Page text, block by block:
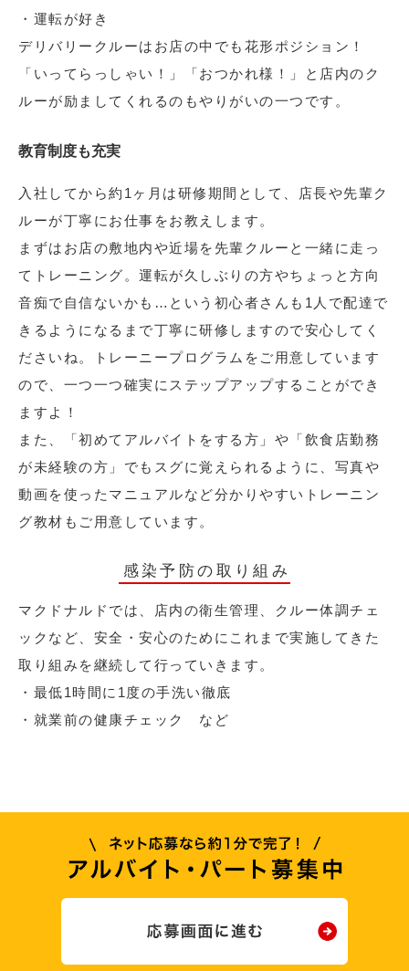
・運転が好き
デリバリークルーはお店の中でも花形ポジション！
「いってらっしゃい！」「おつかれ様！」と店内のク
ルーが励ましてくれるのもやりがいの一つです。
教育制度も充実
入社してから約1ヶ月は研修期間として、店長や先輩ク
ルーが丁寧にお仕事をお教えします。
まずはお店の敷地内や近場を先輩クルーと一緒に走っ
てトレーニング。運転が久しぶりの方やちょっと方向
音痴で自信ないかも…という初心者さんも1人で配達で
きるようになるまで丁寧に研修しますので安心してく
ださいね。トレーニープログラムをご用意しています
ので、一つ一つ確実にステップアップすることができ
ますよ！
また、「初めてアルバイトをする方」や「飲食店勤務
が未経験の方」でもスグに覚えられるように、写真や
動画を使ったマニュアルなど分かりやすいトレーニン
グ教材もご用意しています。
感染予防の取り組み
マクドナルドでは、店内の衛生管理、クルー体調チェ
ックなど、安全・安心のためにこれまで実施してきた
取り組みを継続して行っていきます。
・最低1時間に1度の手洗い徹底
・就業前の健康チェック など